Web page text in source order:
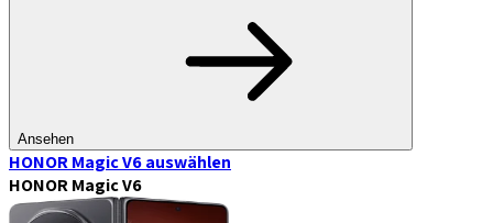
Ansehen
HONOR Magic V6auswählen
HONOR Magic V6